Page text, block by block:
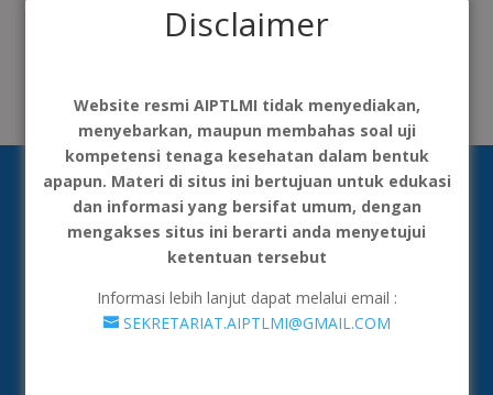
Recent Comments
Disclaimer
Website resmi AIPTLMI tidak menyediakan,
menyebarkan, maupun membahas soal uji
kompetensi tenaga kesehatan dalam bentuk
apapun. Materi di situs ini bertujuan untuk edukasi
dan informasi yang bersifat umum, dengan
mengakses situs ini berarti anda menyetujui
ketentuan tersebut
Informasi lebih lanjut dapat melalui email :
SEKRETARIAT.AIPTLMI@GMAIL.COM